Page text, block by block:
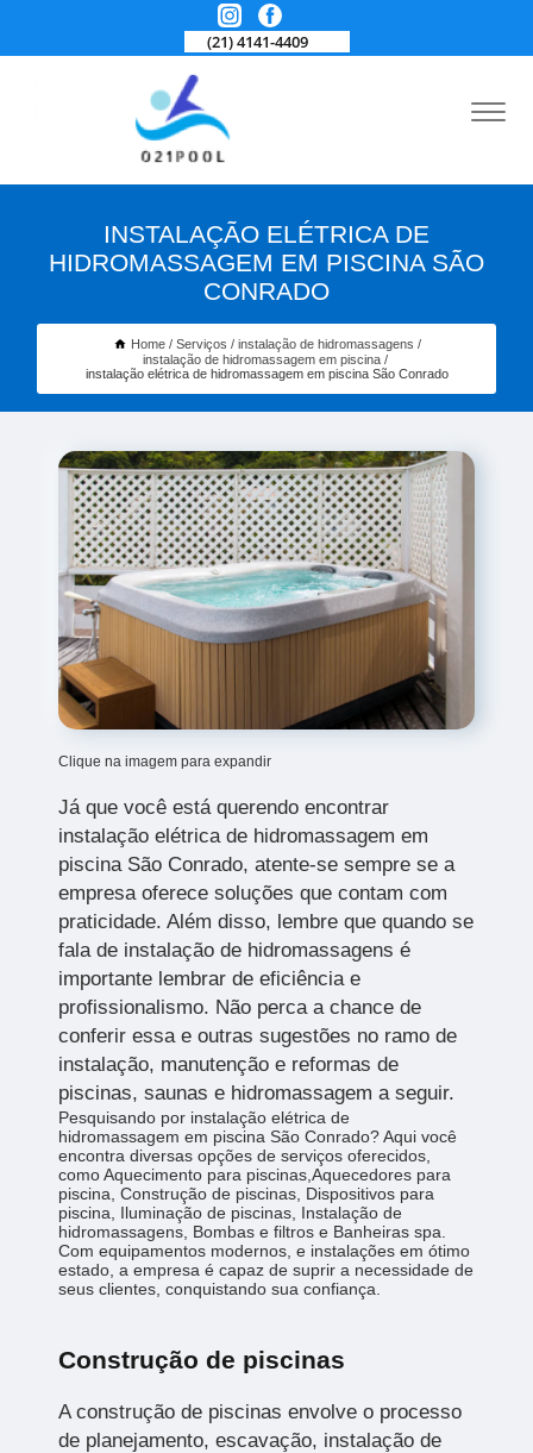
(21) 4141-4409
INSTALAÇÃO ELÉTRICA DE
HIDROMASSAGEM EM PISCINA SÃO
CONRADO
Home Serviços
instalação de hidromassagens
instalação de hidromassagem em piscina
instalação elétrica de hidromassagem em piscina São Conrado
Clique na imagem para expandir
Já que você está querendo encontrar
instalação elétrica de hidromassagem em
piscina São Conrado, atente-se sempre se a
empresa oferece soluções que contam com
praticidade. Além disso, lembre que quando se
fala de instalação de hidromassagens é
importante lembrar de eficiência e
profissionalismo. Não perca a chance de
conferir essa e outras sugestões no ramo de
instalação, manutenção e reformas de
piscinas, saunas e hidromassagem a seguir.
Pesquisando por instalação elétrica de
hidromassagem em piscina São Conrado? Aqui você
encontra diversas opções de serviços oferecidos,
como Aquecimento para piscinas,Aquecedores para
piscina, Construção de piscinas, Dispositivos para
piscina, Iluminação de piscinas, Instalação de
hidromassagens, Bombas e filtros e Banheiras spa.
Com equipamentos modernos, e instalações em ótimo
estado, a empresa é capaz de suprir a necessidade de
seus clientes, conquistando sua confiança.
Construção de piscinas
A construção de piscinas envolve o processo
de planejamento, escavação, instalação de